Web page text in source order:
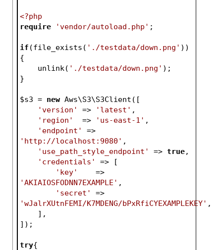
<?php
require
'vendor/autoload.php' ;
if (file_exists( './testdata/down.png' ))
{
    unlink(
'./testdata/down.png' );
}
$s3 = new Aws\S3\S3Client([
'version'
=> 'latest' ,
'region'
  =>
'us-east-1' ,
'endpoint'
'http://localhost:9080' ,
'use_path_style_endpoint'
=> true,
'credentials'
=> [
'key'
'AKIAIOSFODNN7EXAMPLE' ,
'secret'
'wJalrXUtnFEMI/K7MDENG/bPxRfiCYEXAMPLEKEY' ,
    ],
]);
try{